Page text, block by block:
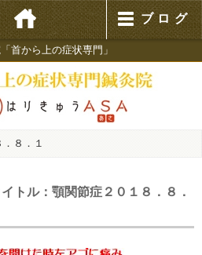
ブログ
首から上の症状専門」
８．１
トル：顎関節症２０１８．８．